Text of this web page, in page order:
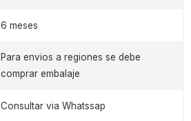
6 meses
Para envios a regiones se debe
comprar embalaje
Consultar via Whatssap